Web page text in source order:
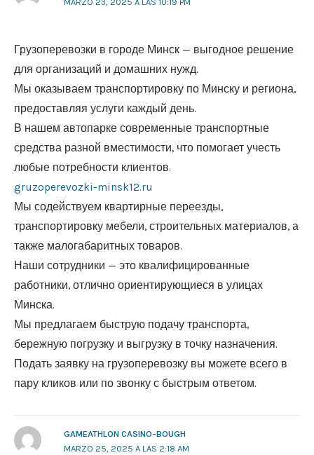
Грузоперевозки в городе Минск — выгодное решение
для организаций и домашних нужд.
Мы оказываем транспортировку по Минску и региона,
предоставляя услуги каждый день.
В нашем автопарке современные транспортные
средства разной вместимости, что помогает учесть
любые потребности клиентов.
gruzoperevozki-minsk12.ru
Мы содействуем квартирные переезды,
транспортировку мебели, строительных материалов, а
также малогабаритных товаров.
Наши сотрудники — это квалифицированные
работники, отлично ориентирующиеся в улицах
Минска.
Мы предлагаем быструю подачу транспорта,
бережную погрузку и выгрузку в точку назначения.
Подать заявку на грузоперевозку вы можете всего в
пару кликов или по звонку с быстрым ответом.
GAMEATHLON CASINO-BOUGH
MARZO 25, 2025 A LAS 2:18 AM